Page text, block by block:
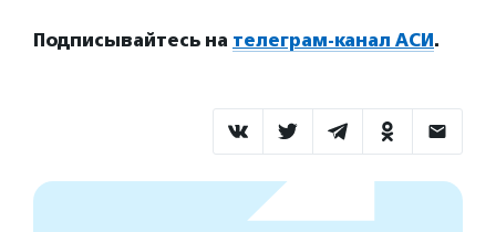
Подписывайтесь на телеграм-канал АСИ.